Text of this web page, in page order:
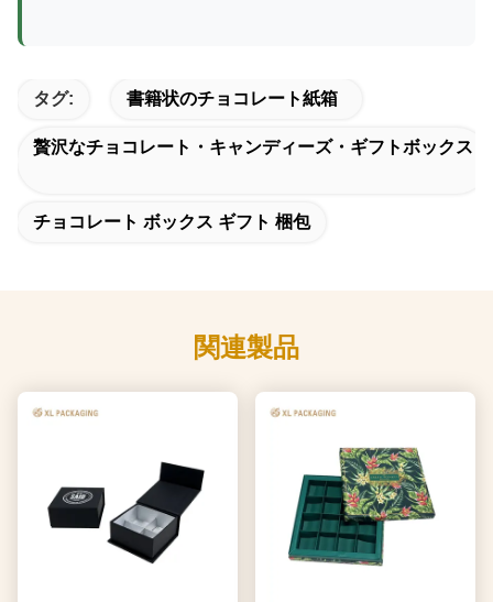
タグ: 書籍状のチョコレート紙箱
贅沢なチョコレート・キャンディーズ・ギフトボックス
チョコレート ボックス ギフト 梱包
関連製品